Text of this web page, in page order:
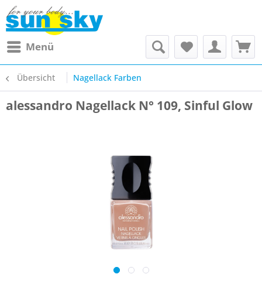
Menü
Übersicht Nagellack Farben
alessandro Nagellack N° 109, Sinful Glow